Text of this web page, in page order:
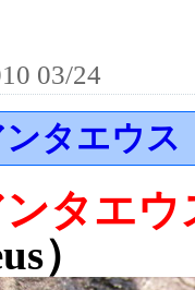
03/24
ンタエウス
ンタエ
）